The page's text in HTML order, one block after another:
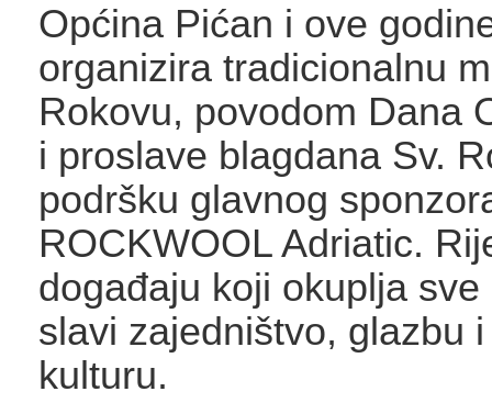
Općina Pićan i ove
organizira tradicionalnu
Rokovu, povodom Dana
i proslave blagdana Sv.
podršku glavnog
ROCKWOOL Adriatic.
događaju koji okuplja
slavi zajedništvo, glazbu
kulturu.